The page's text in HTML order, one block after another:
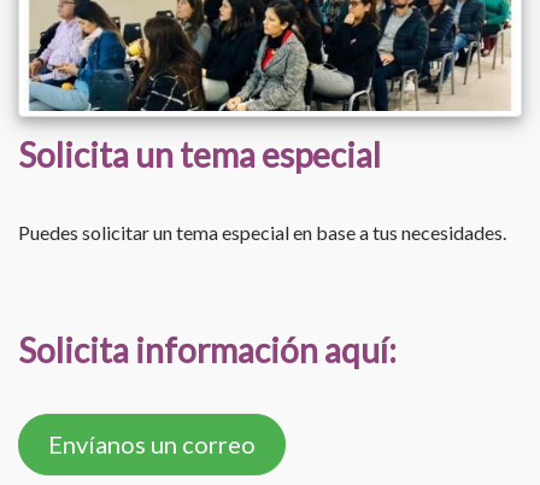
Solicita un tema especial
Puedes solicitar un tema especial en base a tus necesidades.
Solicita información aquí:
Envíanos un correo